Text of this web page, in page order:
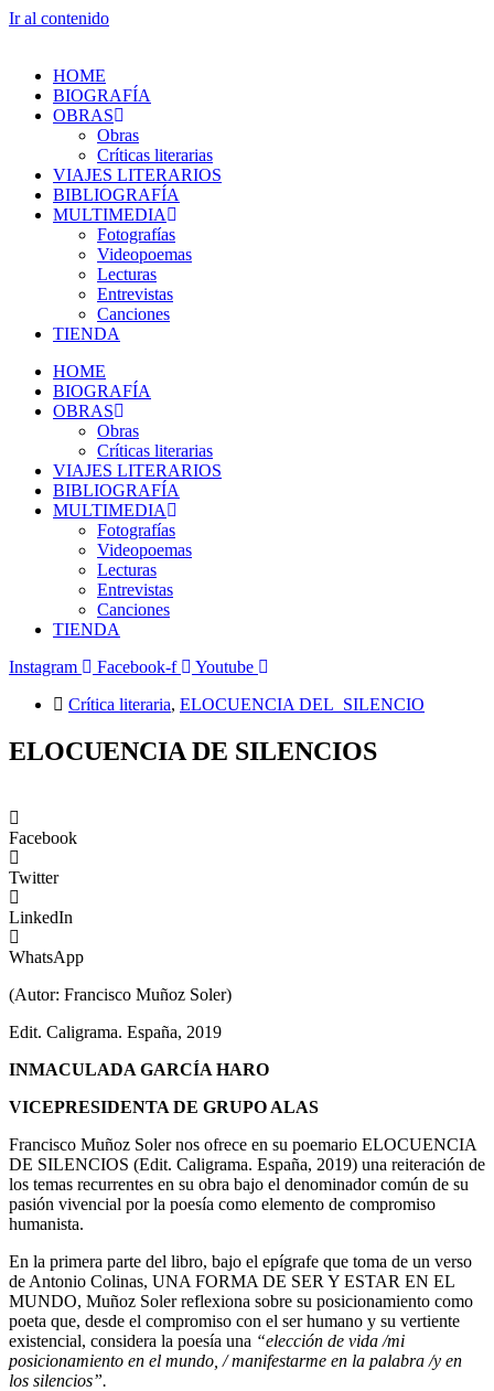
Ir al contenido
HOME
BIOGRAFÍA
OBRAS
Obras
Críticas literarias
VIAJES LITERARIOS
BIBLIOGRAFÍA
MULTIMEDIA
Fotografías
Videopoemas
Lecturas
Entrevistas
Canciones
TIENDA
HOME
BIOGRAFÍA
OBRAS
Obras
Críticas literarias
VIAJES LITERARIOS
BIBLIOGRAFÍA
MULTIMEDIA
Fotografías
Videopoemas
Lecturas
Entrevistas
Canciones
TIENDA
Instagram
Facebook-f
Youtube
Crítica literaria, ELOCUENCIA DEL SILENCIO
ELOCUENCIA DE SILENCIOS
Facebook
Twitter
LinkedIn
WhatsApp
(Autor: Francisco Muñoz Soler)
Edit. Caligrama. España, 2019
INMACULADA GARCÍA HARO
VICEPRESIDENTA DE GRUPO ALAS
Francisco Muñoz Soler nos ofrece en su poemario ELOCUENCIA
DE SILENCIOS (Edit. Caligrama. España, 2019) una reiteración de
los temas recurrentes en su obra bajo el denominador común de su
pasión vivencial por la poesía como elemento de compromiso
humanista.
En la primera parte del libro, bajo el epígrafe que toma de un verso
de Antonio Colinas, UNA FORMA DE SER Y ESTAR EN EL
MUNDO, Muñoz Soler reflexiona sobre su posicionamiento como
poeta que, desde el compromiso con el ser humano y su vertiente
existencial, considera la poesía una “elección de vida /mi
posicionamiento en el mundo, / manifestarme en la palabra /y en
los silencios”.